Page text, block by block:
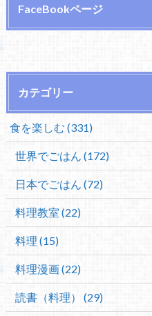
FaceBookページ
カテゴリー
食を楽しむ (331)
世界でごはん (172)
日本でごはん (72)
料理教室 (22)
料理 (15)
料理漫画 (22)
読書（料理） (29)